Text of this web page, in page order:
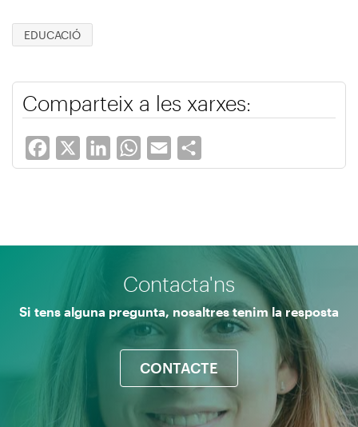
EDUCACIÓ
Comparteix a les xarxes:
Facebook LinkedInWhatsApp
Email
Contacta'ns
Si tens alguna pregunta, nosaltres tenim la resposta
CONTACTE